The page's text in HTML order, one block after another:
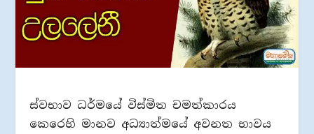
ස්වභාව ධර්මයේ විස්මිත චමත්කාරය
කෙරෙහි මානව අධ්‍යාත්මයේ අවනත භාවය